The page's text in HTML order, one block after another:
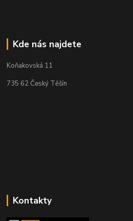
Kde nás najdete
Koňakovská 11
735 62 Český Těšín
Kontakty